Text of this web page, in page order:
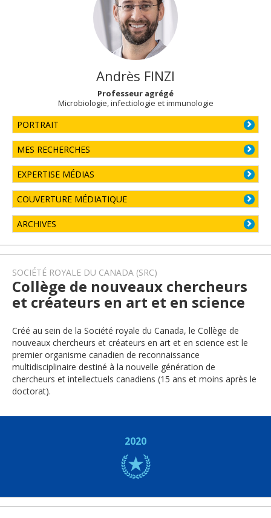
Andrès FINZI
Professeur agrégé
Microbiologie, infectiologie et immunologie
PORTRAIT
MES RECHERCHES
EXPERTISE MÉDIAS
COUVERTURE MÉDIATIQUE
ARCHIVES
SOCIÉTÉ ROYALE DU CANADA (SRC)
Collège de nouveaux chercheurs
et créateurs en art et en science
Créé au sein de la Société royale du Canada, le Collège de
nouveaux chercheurs et créateurs en art et en science est le
premier organisme canadien de reconnaissance
multidisciplinaire destiné à la nouvelle génération de
chercheurs et intellectuels canadiens (15 ans et moins après le
doctorat).
2020